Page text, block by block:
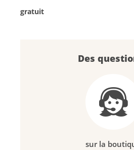
gratuit
Des
sur la